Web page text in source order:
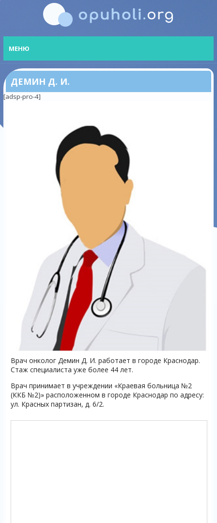
МЕНЮ
ДЕМИН Д. И.
[adsp-pro-4]
Врач онколог Демин Д. И. работает в городе Краснодар.
Стаж специалиста уже более 44 лет.
Врач принимает в учреждении «Краевая больница №2
(ККБ №2)» расположенном в городе Краснодар по адресу:
ул. Красных партизан, д. 6/2.